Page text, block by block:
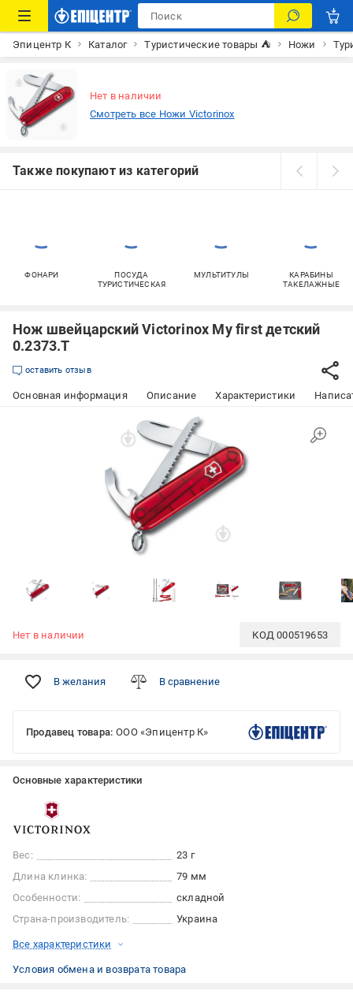
Эпицентр К Каталог Туристические товары ⛺ Ножи
Нет в наличии
Смотреть все Ножи Victorinox
Также покупают из категорий
ФОНАРИ
ПОСУДА
ТУРИСТИЧЕСКАЯ
МУЛЬТИТУЛЫ
КАРАБИНЫ
ТАКЕЛАЖНЫЕ
Нож швейцарский Victorinox My first детский
0.2373.T
оставить отзыв
Основная информация Описание Характеристики
Нет в наличии КОД000519653
В желания В сравнение
Продавец товара: ООО «Эпицентр К»
Основные характеристики
Вес:
23 г
Длина клинка:
79 мм
Особенности:
складной
Страна-производитель:
Украина
Все характеристики
Условия обмена и возврата товара